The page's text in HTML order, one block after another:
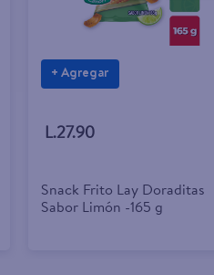
+ Agregar
L.27.90
Snack Frito Lay Doraditas
Sabor Limón -165 g